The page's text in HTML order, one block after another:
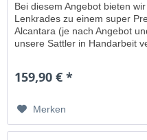
Bei diesem Angebot bieten
Lenkrades zu einem super
Alcantara (je nach Angebot
unsere Sattler in Handarbeit
159,90 € *
Merken